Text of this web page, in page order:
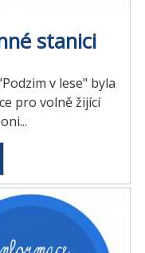
stanici
v lese" byla
pro volně žijící